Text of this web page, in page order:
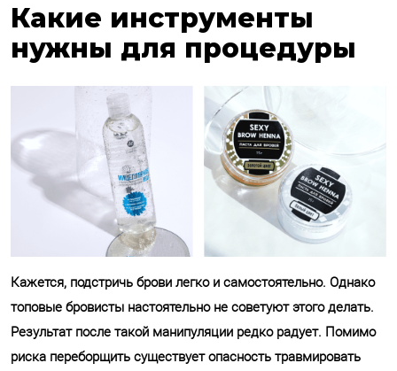
Какие инструменты
нужны для процедуры
Кажется, подстричь брови легко и самостоятельно. Однако
топовые бровисты настоятельно не советуют этого делать.
Результат после такой манипуляции редко радует. Помимо
риска переборщить существует опасность травмировать